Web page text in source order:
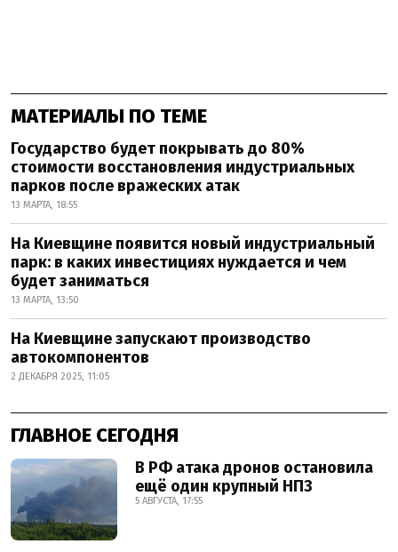
МАТЕРИАЛЫ ПО ТЕМЕ
Государство будет покрывать до 80%
стоимости восстановления индустриальных
парков после вражеских атак
13 МАРТА, 18:55
На Киевщине появится новый индустриальный
парк: в каких инвестициях нуждается и чем
будет заниматься
13 МАРТА, 13:50
На Киевщине запускают производство
автокомпонентов
2 ДЕКАБРЯ 2025, 11:05
ГЛАВНОЕ СЕГОДНЯ
В РФ атака дронов остановила
ещё один крупный НПЗ
5 АВГУСТА, 17:55